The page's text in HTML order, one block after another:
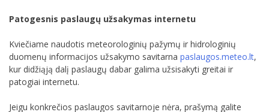
Patogesnis paslaugų užsakymas internetu
Kviečiame naudotis meteorologinių pažymų ir hidrologinių
duomenų informacijos užsakymo savitarna paslaugos.meteo.lt,
kur didžiąją dalį paslaugų dabar galima užsisakyti greitai ir
patogiai internetu.
Jeigu konkrečios paslaugos savitarnoje nėra, prašymą galite